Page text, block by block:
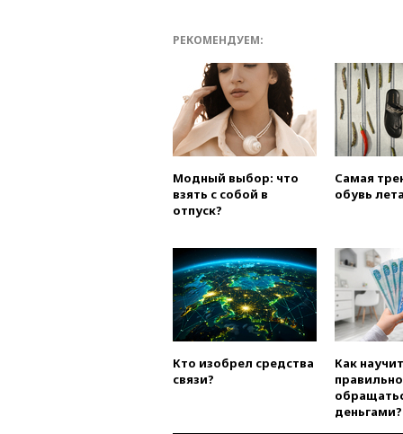
РЕКОМЕНДУЕМ:
Модный выбор: что
взять с собой в
отпуск?
Самая
обувь
Кто изобрел средства
связи?
Как
правильно
деньгами?